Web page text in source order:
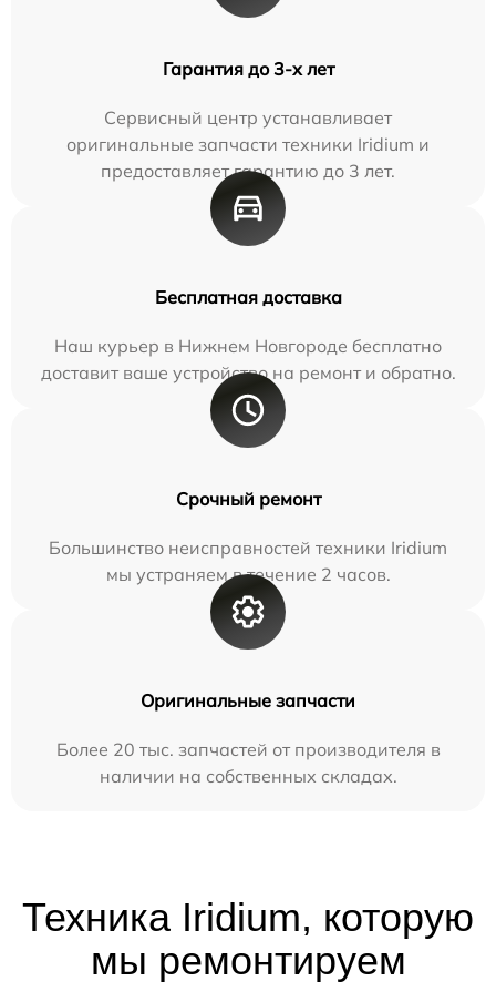
Гарантия до 3-х лет
Сервисный центр устанавливает
оригинальные запчасти техники Iridium и
предоставляет гарантию до 3 лет.
Бесплатная доставка
Наш курьер в Нижнем Новгороде бесплатно
доставит ваше устройство на ремонт и обратно.
Срочный ремонт
Большинство неисправностей техники Iridium
мы устраняем в течение 2 часов.
Оригинальные запчасти
Более 20 тыс. запчастей от производителя в
наличии на собственных складах.
Техника Iridium, которую
мы ремонтируем